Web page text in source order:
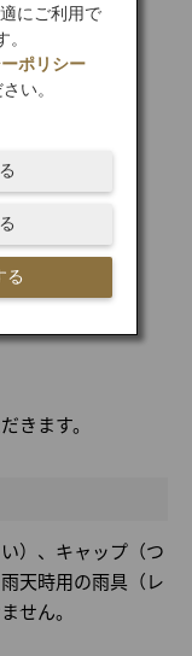
着出口1付近
きます。
）、キャップ（つ
天時用の雨具（レ
せん。
にご利用で
ポリシー
い。
る